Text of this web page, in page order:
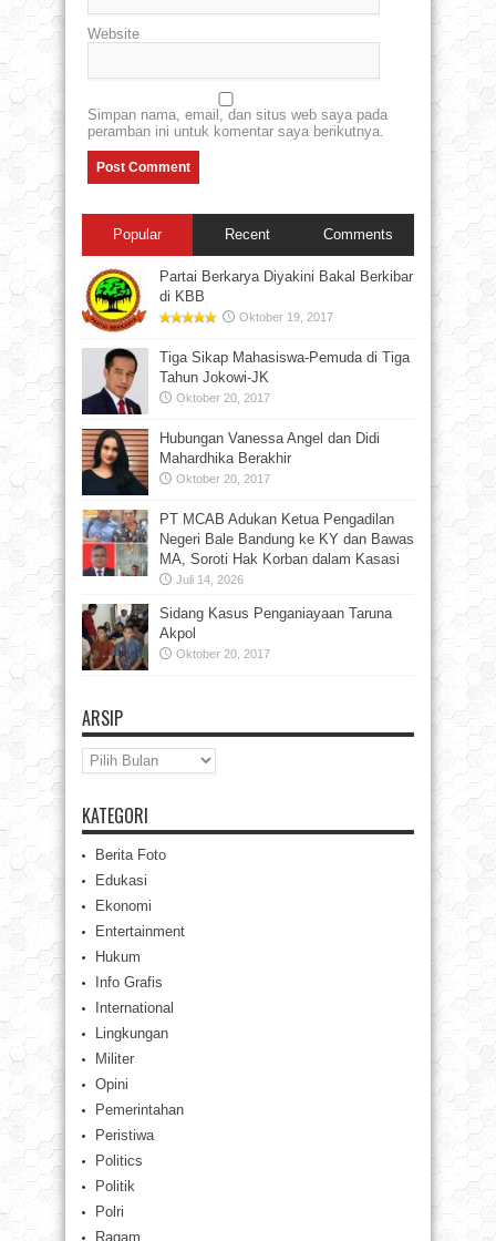
Website
Simpan nama, email, dan situs web saya pada
peramban ini untuk komentar saya berikutnya.
Popular Recent Comments
Partai Berkarya Diyakini Bakal Berkibar
di KBB
Oktober 19, 2017
Tiga Sikap Mahasiswa-Pemuda di Tiga
Tahun Jokowi-JK
Oktober 20, 2017
Hubungan Vanessa Angel dan Didi
Mahardhika Berakhir
Oktober 20, 2017
PT MCAB Adukan Ketua Pengadilan
Negeri Bale Bandung ke KY dan Bawas
MA, Soroti Hak Korban dalam Kasasi
Juli 14, 2026
Sidang Kasus Penganiayaan Taruna
Akpol
Oktober 20, 2017
ARSIP
Arsip
KATEGORI
Berita Foto
Edukasi
Ekonomi
Entertainment
Hukum
Info Grafis
International
Lingkungan
Militer
Opini
Pemerintahan
Peristiwa
Politics
Politik
Polri
Ragam